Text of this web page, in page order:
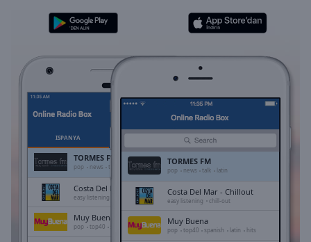
Duration-:-
0.00%
Stream
TypeLIVE
LIVE
Remaining
İSPANYA
TORMES FM
pop news talk latin
Costa Del Mar - Chillout
easy listening chill-out
Muy Buena
pop top40 spanish latin hits
TORMES FM
pop news talk latin
Costa Del Mar - Chillout
easy listening chill-out
Muy Buena
pop top40 spanish latin hits